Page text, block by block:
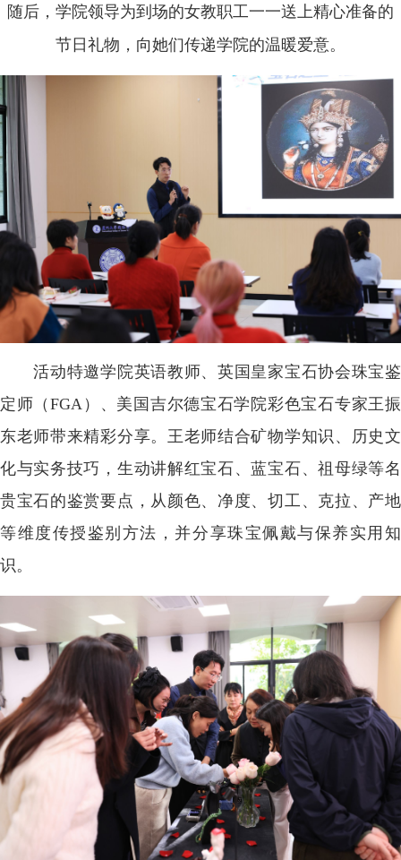
随后，学院领导为到场的女教职工一一送上精心准备的
节日礼物，向她们传递学院的温暖爱意。
活动特邀学院英语教师、英国皇家宝石协会珠宝鉴
定师（FGA）、美国吉尔德宝石学院彩色宝石专家王振
东老师带来精彩分享。王老师结合矿物学知识、历史文
化与实务技巧，生动讲解红宝石、蓝宝石、祖母绿等名
贵宝石的鉴赏要点，从颜色、净度、切工、克拉、产地
等维度传授鉴别方法，并分享珠宝佩戴与保养实用知
识。